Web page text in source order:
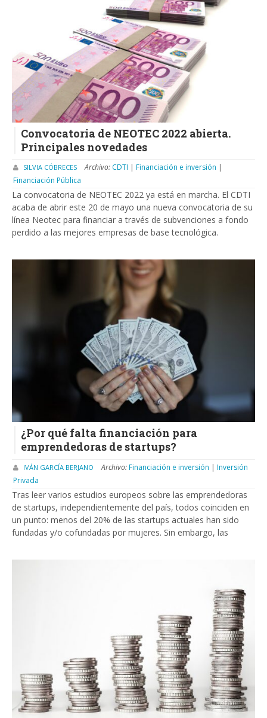
Convocatoria de NEOTEC 2022 abierta.
Principales novedades
SILVIA CÓBRECES Archivo: CDTI | Financiación e inversión |
Financiación Pública
La convocatoria de NEOTEC 2022 ya está en marcha. El CDTI
acaba de abrir este 20 de mayo una nueva convocatoria de su
línea Neotec para financiar a través de subvenciones a fondo
perdido a las mejores empresas de base tecnológica.
¿Por qué falta financiación para
emprendedoras de startups?
IVÁN GARCÍA BERJANO Archivo:Financiación e inversión | Inversión
Privada
Tras leer varios estudios europeos sobre las emprendedoras
de startups, independientemente del país, todos coinciden en
un punto: menos del 20% de las startups actuales han sido
fundadas y/o cofundadas por mujeres. Sin embargo, las